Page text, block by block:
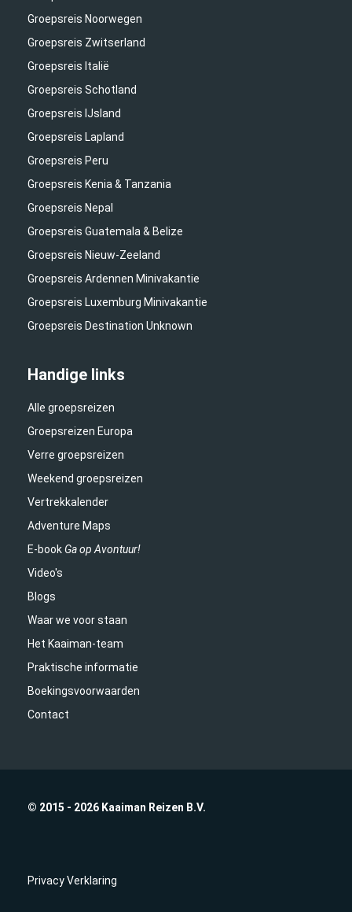
Groepsreis Noorwegen
Groepsreis Zwitserland
Groepsreis Italië
Groepsreis Schotland
Groepsreis IJsland
Groepsreis Lapland
Groepsreis Peru
Groepsreis Kenia & Tanzania
Groepsreis Nepal
Groepsreis Guatemala & Belize
Groepsreis Nieuw-Zeeland
Groepsreis Ardennen Minivakantie
Groepsreis Luxemburg Minivakantie
Groepsreis Destination Unknown
Handige links
Alle groepsreizen
Groepsreizen Europa
Verre groepsreizen
Weekend groepsreizen
Vertrekkalender
Adventure Maps
E-bookGa op Avontuur!
Video's
Blogs
Waar we voor staan
Het Kaaiman-team
Praktische informatie
Boekingsvoorwaarden
Contact
© 2015 - 2026 Kaaiman Reizen B.V.
Privacy Verklaring